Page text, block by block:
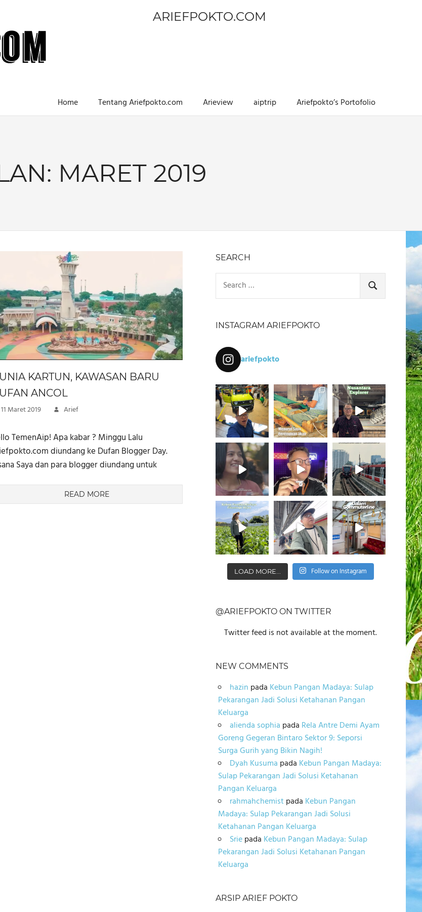
ARIEFPOKTO.COM
Home Tentang Ariefpokto.com Arieview aiptrip Ariefpokto’s Portofolio
MARET 2019
KARTUN, KAWASAN BARU
ANCOL
11 Maret 2019 Arief
TemenAip! Apa kabar ? Minggu Lalu
diundang ke Dufan Blogger Day.
Saya dan para blogger diundang untuk
READ MORE
SEARCH
Search
for:
SEARCH
INSTAGRAM ARIEFPOKTO
ariefpokto
LOAD MORE... Follow on Instagram
@ARIEFPOKTO ON TWITTER
Twitter feed is not available at the moment.
NEW COMMENTS
hazin pada Kebun Pangan Madaya: Sulap
Pekarangan Jadi Solusi Ketahanan Pangan
Keluarga
alienda sophia pada Rela Antre Demi Ayam
Goreng Gegeran Bintaro Sektor 9: Seporsi
Surga Gurih yang Bikin Nagih!
Dyah Kusuma pada Kebun Pangan Madaya:
Sulap Pekarangan Jadi Solusi Ketahanan
Pangan Keluarga
rahmahchemistpada Kebun Pangan
Madaya: Sulap Pekarangan Jadi Solusi
Ketahanan Pangan Keluarga
Sriepada Kebun Pangan Madaya: Sulap
Pekarangan Jadi Solusi Ketahanan Pangan
Keluarga
ARSIP ARIEF POKTO